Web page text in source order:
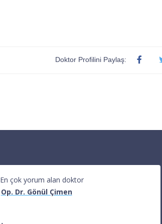
Doktor Profilini Paylaş:
En çok yorum alan doktor
Op. Dr. Gönül Çimen